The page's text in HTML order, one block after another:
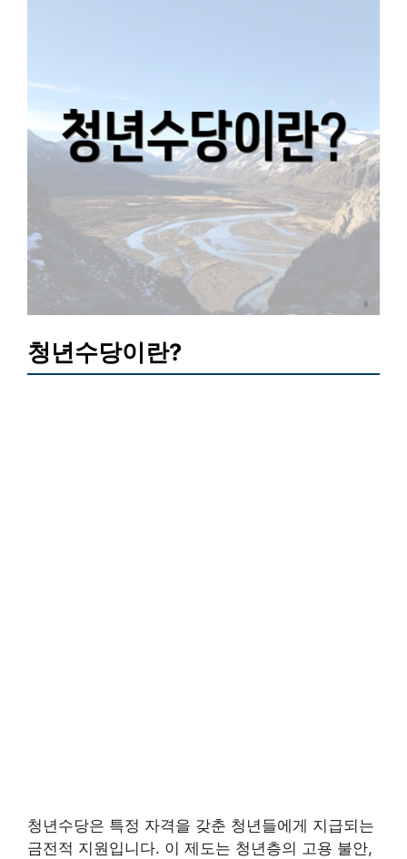
청년수당이란?
청년수당은 특정 자격을 갖춘 청년들에게 지급되는
금전적 지원입니다. 이 제도는 청년층의 고용 불안,